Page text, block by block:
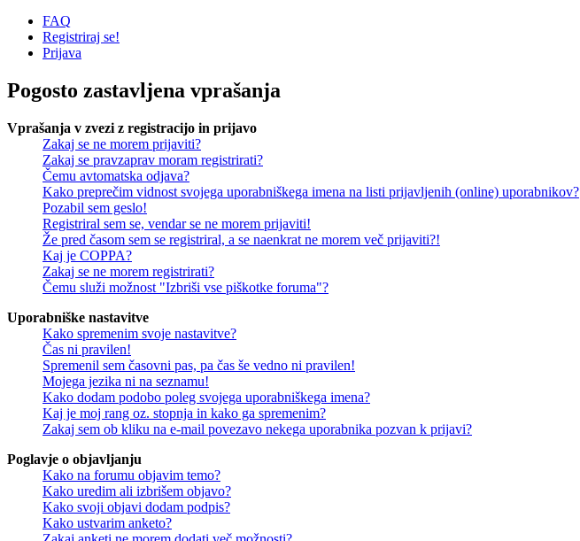
FAQ
Registriraj se!
Prijava
Pogosto zastavljena vprašanja
Vprašanja v zvezi z registracijo in prijavo
Zakaj se ne morem prijaviti?
Zakaj se pravzaprav moram registrirati?
Čemu avtomatska odjava?
Kako preprečim vidnost svojega uporabniškega imena na listi prijavljenih (online) uporabnikov?
Pozabil sem geslo!
Registriral sem se, vendar se ne morem prijaviti!
Že pred časom sem se registriral, a se naenkrat ne morem več prijaviti?!
Kaj je COPPA?
Zakaj se ne morem registrirati?
Čemu služi možnost "Izbriši vse piškotke foruma"?
Uporabniške nastavitve
Kako spremenim svoje nastavitve?
Čas ni pravilen!
Spremenil sem časovni pas, pa čas še vedno ni pravilen!
Mojega jezika ni na seznamu!
Kako dodam podobo poleg svojega uporabniškega imena?
Kaj je moj rang oz. stopnja in kako ga spremenim?
Zakaj sem ob kliku na e-mail povezavo nekega uporabnika pozvan k prijavi?
Poglavje o objavljanju
Kako na forumu objavim temo?
Kako uredim ali izbrišem objavo?
Kako svoji objavi dodam podpis?
Kako ustvarim anketo?